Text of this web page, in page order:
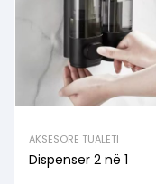
AKSESORE TUALETI
Dispenser 2 në 1